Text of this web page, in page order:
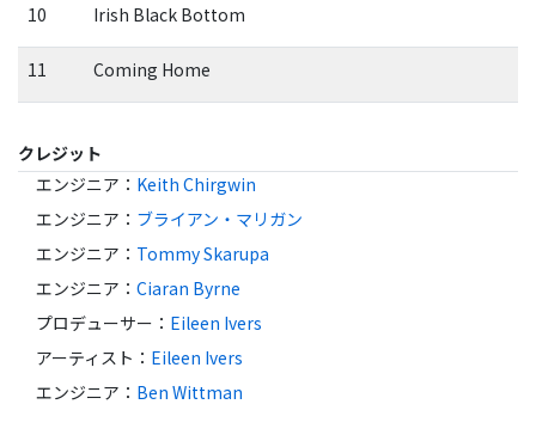
10 Irish Black Bottom
11 Coming Home
クレジット
エンジニア ： Keith Chirgwin
エンジニア ： ブライアン・マリガン
エンジニア ： Tommy Skarupa
エンジニア ： Ciaran Byrne
プロデューサー ： Eileen Ivers
アーティスト ： Eileen Ivers
エンジニア ： Ben Wittman